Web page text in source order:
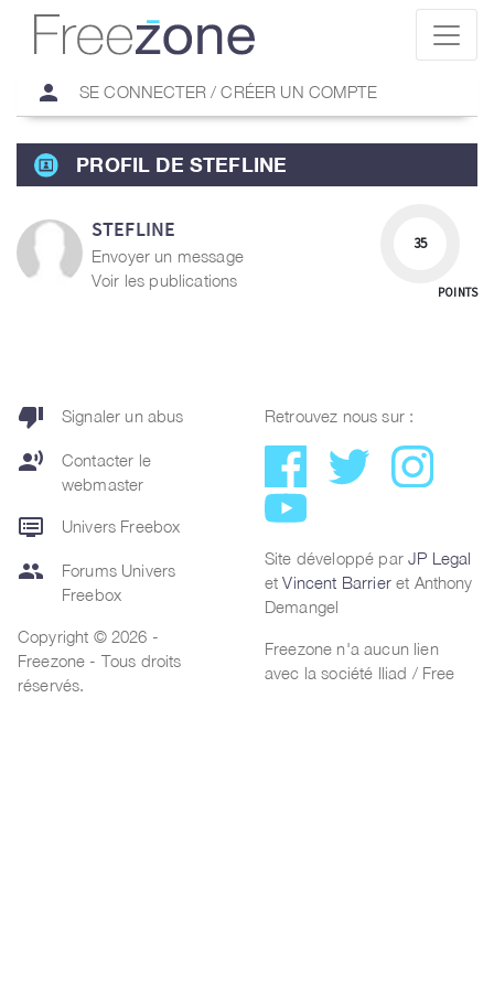
person SE CONNECTER / CRÉER UN COMPTE
PROFIL DE STEFLINE
STEFLINE
Envoyer un message
Voir les publications
35
POINTS
thumb_down Signaler un abus
record_voice_over
Contacter le
webmaster
dvr Univers Freebox
group
Forums Univers
Freebox
Copyright © 2026 -
Freezone - Tous droits
réservés.
Retrouvez nous sur :
Site développé parJP Legal
etVincent Barrieret Anthony
Demangel
Freezone n'a aucun lien
avec la société Iliad / Free